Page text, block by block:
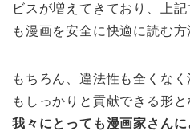
ビスが増えてきており、上
も漫画を安全に快適に読む方
もちろん、違法性も全くな
もしっかりと貢献できる形
我々にとっても漫画家さん